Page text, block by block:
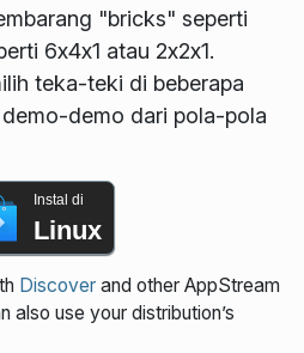
"bricks" seperti
6x4x1 atau 2x2x1.
teka-teki di beberapa
demo dari pola-pola
Instal di
Linux
Discoverand other AppStream
also use your distribution’s